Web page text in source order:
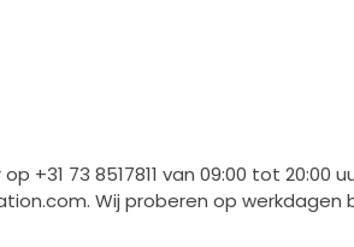
+31 73 8517811 van 09:00 tot
. Wij proberen op